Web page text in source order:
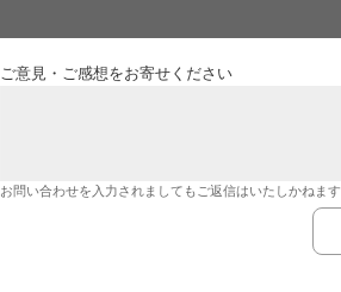
ご意見・ご感想をお寄せください
お問い合わせを入力されましてもご返信はいたしかねます